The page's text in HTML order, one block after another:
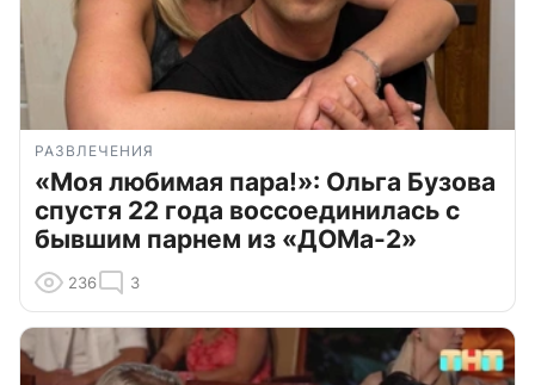
РАЗВЛЕЧЕНИЯ
«Моя любимая пара!»: Ольга Бузова
спустя 22 года воссоединилась с
бывшим парнем из «ДОМа-2»
236 3